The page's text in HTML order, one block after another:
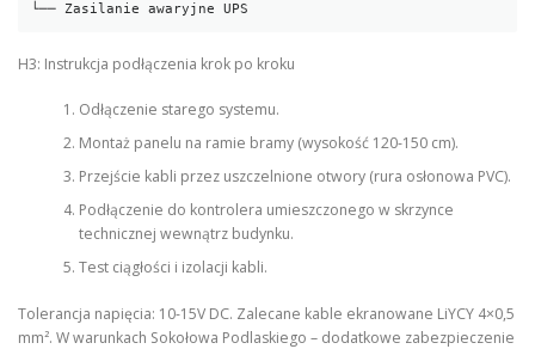
└── Zasilanie awaryjne UPS
H3: Instrukcja podłączenia krok po kroku
Odłączenie starego systemu.
Montaż panelu na ramie bramy (wysokość 120-150 cm).
Przejście kabli przez uszczelnione otwory (rura osłonowa PVC).
Podłączenie do kontrolera umieszczonego w skrzynce
technicznej wewnątrz budynku.
Test ciągłości i izolacji kabli.
Tolerancja napięcia: 10-15V DC. Zalecane kable ekranowane LiYCY 4×0,5
mm². W warunkach Sokołowa Podlaskiego – dodatkowe zabezpieczenie